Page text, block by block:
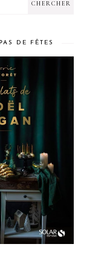
DE FÊTES